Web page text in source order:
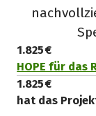
1.825 €
HOPE für das
1.825 €
hat das